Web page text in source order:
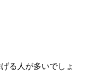
る人が多いでしょ